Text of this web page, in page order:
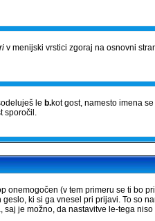
v menijski vrstici zgoraj na osnovni
le b.kot gost, namesto imena
sporočil.
(v tem primeru se ti bo
ki si ga vnesel pri prijavi. To so
je možno, da nastavitve le-tega niso